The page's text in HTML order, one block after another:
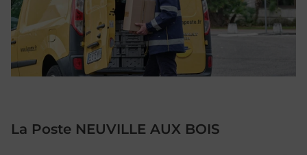
La Poste NEUVILLE AUX BOIS